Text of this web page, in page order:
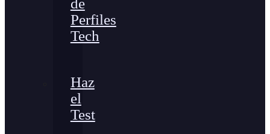
de
Perfiles
Tech
Haz
el
Test